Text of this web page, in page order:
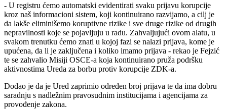
- U registru ćemo automatski evidentirati svaku prijavu korupcije
kroz naš informacioni sistem, koji kontinuirano razvijamo, a cilj je
da lakše eliminišemo koruptivne rizike i sve druge rizike od drugih
nepravilnosti koje se pojavljuju u radu. Zahvaljujući ovom alatu, u
svakom trenutku ćemo znati u kojoj fazi se nalazi prijava, kome je
upućena, da li je zaključena i koliko imamo prijava - rekao je Fejzić
te se zahvalio Misiji OSCE-a koja kontinuirano pruža podršku
aktivnostima Ureda za borbu protiv korupcije ZDK-a.
Dodao je da je Ured zaprimio određen broj prijava te da ima dobru
saradnju s nadležnim pravosudnim institucijama i agencijama za
provođenje zakona.